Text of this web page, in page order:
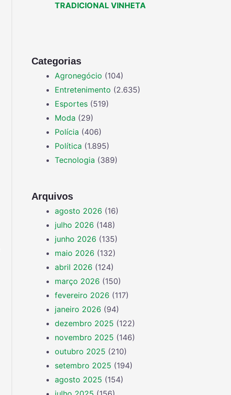
TRADICIONAL VINHETA
Categorias
Agronegócio (104)
Entretenimento (2.635)
Esportes (519)
Moda (29)
Polícia (406)
Política (1.895)
Tecnologia (389)
Arquivos
agosto 2026 (16)
julho 2026 (148)
junho 2026 (135)
maio 2026 (132)
abril 2026 (124)
março 2026 (150)
fevereiro 2026 (117)
janeiro 2026 (94)
dezembro 2025 (122)
novembro 2025 (146)
outubro 2025 (210)
setembro 2025 (194)
agosto 2025 (154)